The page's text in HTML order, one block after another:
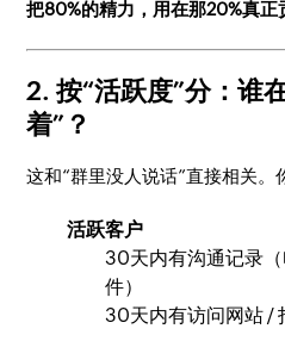
把80%的精力，用在那20%真正
2. 按“活跃度”分：谁
着”？
这和“群里没人说话”直接相关。
活跃客户
30天内有沟通记录
件）
30天内有访问网站 /